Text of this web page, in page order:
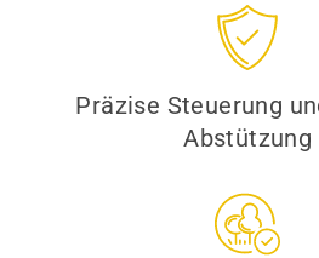
Präzise Steuerung
Abstützung